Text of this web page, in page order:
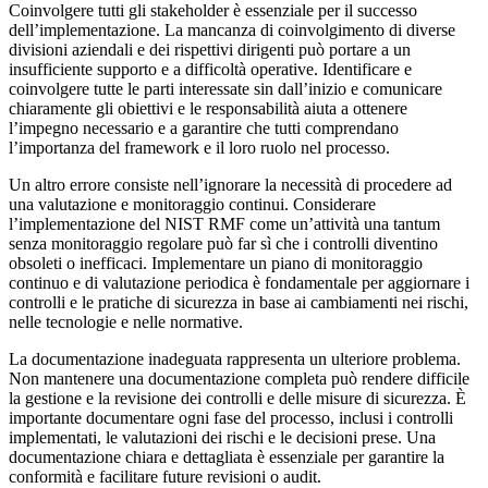
Coinvolgere tutti gli stakeholder è essenziale per il successo
dell’implementazione. La mancanza di coinvolgimento di diverse
divisioni aziendali e dei rispettivi dirigenti può portare a un
insufficiente supporto e a difficoltà operative. Identificare e
coinvolgere tutte le parti interessate sin dall’inizio e comunicare
chiaramente gli obiettivi e le responsabilità aiuta a ottenere
l’impegno necessario e a garantire che tutti comprendano
l’importanza del framework e il loro ruolo nel processo.
Un altro errore consiste nell’ignorare la necessità di procedere ad
una valutazione e monitoraggio continui. Considerare
l’implementazione del NIST RMF come un’attività una tantum
senza monitoraggio regolare può far sì che i controlli diventino
obsoleti o inefficaci. Implementare un piano di monitoraggio
continuo e di valutazione periodica è fondamentale per aggiornare i
controlli e le pratiche di sicurezza in base ai cambiamenti nei rischi,
nelle tecnologie e nelle normative.
La documentazione inadeguata rappresenta un ulteriore problema.
Non mantenere una documentazione completa può rendere difficile
la gestione e la revisione dei controlli e delle misure di sicurezza. È
importante documentare ogni fase del processo, inclusi i controlli
implementati, le valutazioni dei rischi e le decisioni prese. Una
documentazione chiara e dettagliata è essenziale per garantire la
conformità e facilitare future revisioni o audit.